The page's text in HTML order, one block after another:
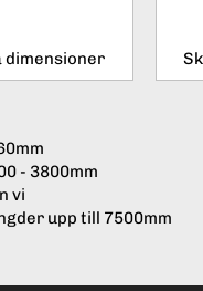
dimensioner
- 3800mm
vi
upp till 7500mm